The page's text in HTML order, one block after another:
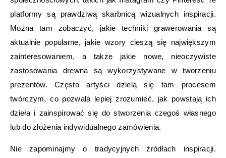
platformy są prawdziwą skarbnicą wizualnych inspiracji.
Można tam zobaczyć, jakie techniki grawerowania są
aktualnie popularne, jakie wzory cieszą się największym
zainteresowaniem, a także jakie nowe, nieoczywiste
zastosowania drewna są wykorzystywane w tworzeniu
prezentów. Często artyści dzielą się tam procesem
twórczym, co pozwala lepiej zrozumieć, jak powstają ich
dzieła i zainspirować się do stworzenia czegoś własnego
lub do złożenia indywidualnego zamówienia.
Nie zapominajmy o tradycyjnych źródłach inspiracji.